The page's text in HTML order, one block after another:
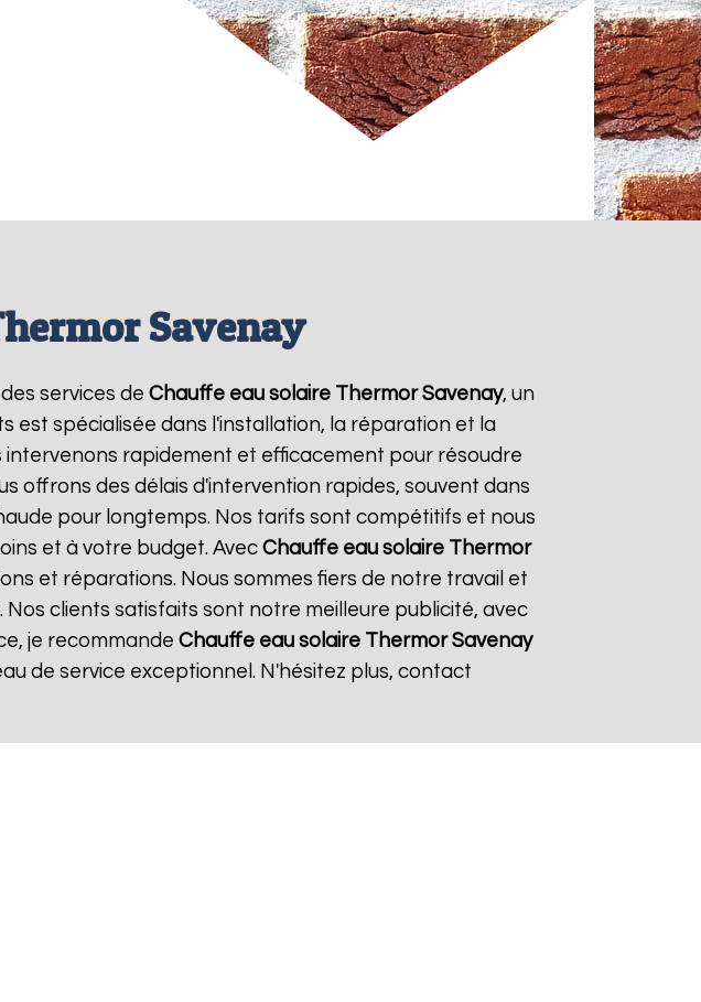
Savenay
services de Chauffe eau solaire Thermor Savenay, un
spécialisée dans l'installation, la réparation et la
rapidement et efficacement pour résoudre
offrons des délais d'intervention rapides, souvent dans
pour longtemps. Nos tarifs sont compétitifs et nous
et à votre budget. Avec Chauffe eau solaire Thermor
et réparations. Nous sommes fiers de notre travail et
clients satisfaits sont notre meilleure publicité, avec
je recommande Chauffe eau solaire Thermor Savenay
de service exceptionnel. N'hésitez plus, contact